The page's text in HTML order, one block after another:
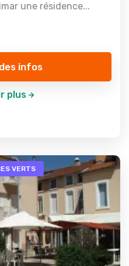
une résidence...
infos
plus
VERTS